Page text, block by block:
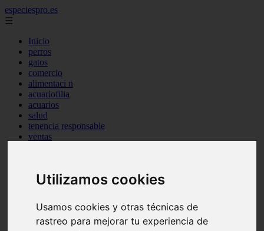
Utilizamos cookies
Usamos cookies y otras técnicas de
rastreo para mejorar tu experiencia de
especiespro.es
☰
Inicio
perros
gatos
comercio
alimentaci n
acuariofilia
acuarios
salud
tenencia responsable
ventas
bienestar
legislaci n
peluquer a